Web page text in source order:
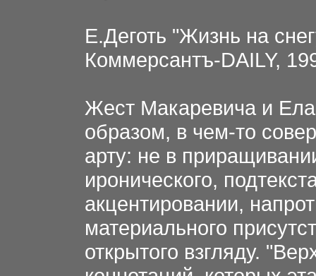
Е.Деготь "Жизнь на
Коммерсантъ-DAILY,
Жест Макаревича и
образом, в чем-то
арту: не в
иронического,
акцентировании,
материального
открытого взгляду.